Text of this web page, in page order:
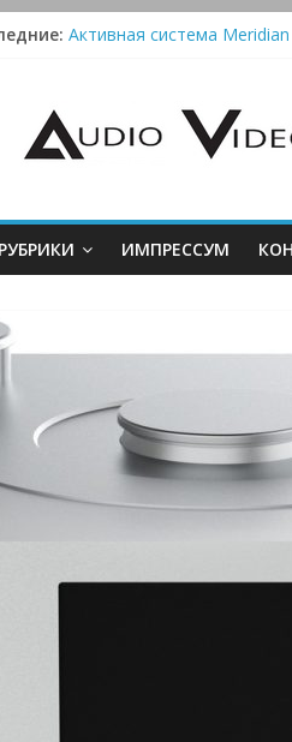
Активная система
Victrola Automatic —
РУБРИКИ ИМПРЕССУМ